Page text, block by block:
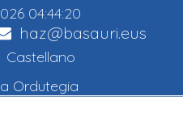
04:44:20
haz@basauri.eus
Castellano
Ordutegia